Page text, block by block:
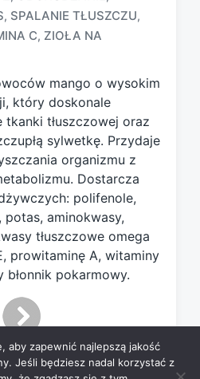
, SPALANIE TŁUSZCZU,
C, ZIOŁA NA
mango o wysokim
który doskonale
tkanki tłuszczowej oraz
sylwetkę. Przydaje
organizmu z
Dostarcza
polifenole,
aminokwasy,
tłuszczowe omega
prowitaminę A, witaminy
błonnik pokarmowy.
aby zapewnić najlepszą jakość
Jeśli będziesz nadal korzystać z